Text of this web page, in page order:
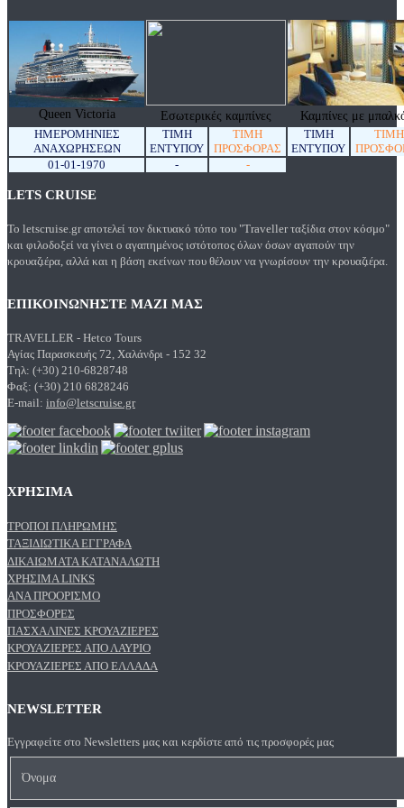
Queen Victoria Εσωτερικές καμπίνες
Καμπίνες με
ΗΜΕΡΟΜΗΝΊΕΣ
ΑΝΑΧΩΡΉΣΕΩΝ
ΤΙΜΗ
ΕΝΤΥΠΟΥ
ΤΙΜΗ
ΠΡΟΣΦΟΡΑΣ
ΤΙΜΗ
ΕΝΤΥΠΟΥ
ΤΙΜΗ
01-01-1970
- -
LETS CRUISE
Το letscruise.gr αποτελεί τον δικτυακό τόπο του "Traveller ταξίδια στον κόσμο"
και φιλοδοξεί να γίνει ο αγαπημένος ιστότοπος όλων όσων αγαπούν την
κρουαζιέρα, αλλά και η βάση εκείνων που θέλουν να γνωρίσουν την κρουαζιέρα.
ΕΠΙΚΟΙΝΩΝΗΣΤΕ ΜΑΖΙ ΜΑΣ
TRAVELLER - Hetco Tours
Αγίας Παρασκευής 72, Χαλάνδρι - 152 32
Τηλ: (+30) 210-6828748
Φαξ: (+30) 210 6828246
E-mail: info@letscruise.gr
ΧΡΗΣΙΜΑ
ΤΡΌΠΟΙ ΠΛΗΡΩΜΉΣ
ΤΑΞΙΔΙΩΤΙΚΆ ΈΓΓΡΑΦΑ
ΔΙΚΑΙΏΜΑΤΑ ΚΑΤΑΝΑΛΩΤΉ
ΧΡΉΣΙΜΑ LINKS
ΑΝΑ ΠΡΟΟΡΙΣΜΌ
ΠΡΟΣΦΟΡΈΣ
ΠΑΣΧΑΛΙΝΈΣ ΚΡΟΥΑΖΙΈΡΕΣ
ΚΡΟΥΑΖΙΈΡΕΣ ΑΠΌ ΛΑΎΡΙΟ
ΚΡΟΥΑΖΙΈΡΕΣ ΑΠΌ ΕΛΛΆΔΑ
NEWSLETTER
Εγγραφείτε στο Newsletters μας και κερδίστε από τις προσφορές μας